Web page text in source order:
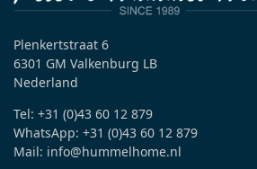
Plenkertstraat 6
6301 GM Valkenburg LB
Nederland
Tel: +31 (0)43 60 12 879
WhatsApp: +31 (0)43 60 12 879
Mail: info@hummelhome.nl